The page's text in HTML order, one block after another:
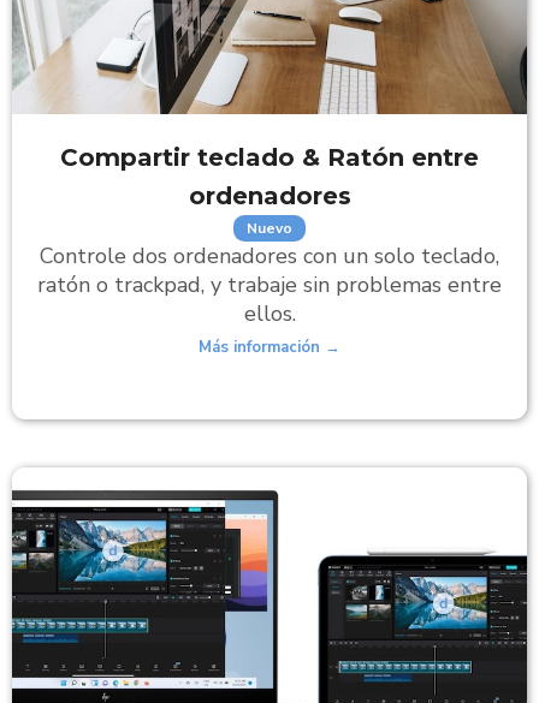
Compartir teclado & Ratón entre
ordenadores
Nuevo
Controle dos ordenadores con un solo teclado,
ratón o trackpad, y trabaje sin problemas entre
ellos.
Más información →